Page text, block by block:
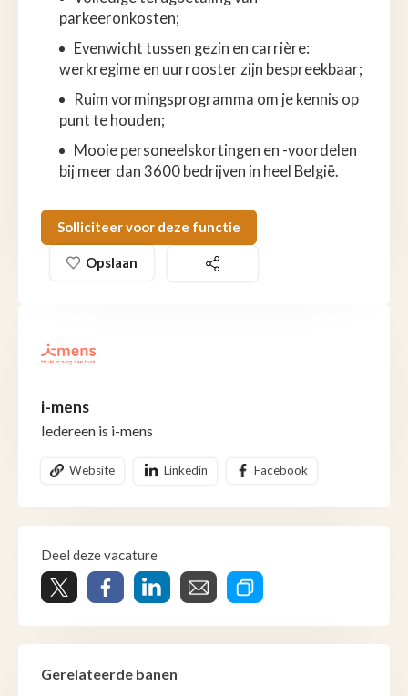
parkeeronkosten;
Evenwicht tussen gezin en carrière:
werkregime en uurrooster zijn bespreekbaar;
Ruim vormingsprogramma om je kennis op
punt te houden;
Mooie personeelskortingen en -voordelen
bij meer dan 3600 bedrijven in heel België.
Solliciteer voor deze functie
Opslaan
i-mens
Iedereen is i-mens
Website Linkedin Facebook
Deel deze vacature
Gerelateerde banen